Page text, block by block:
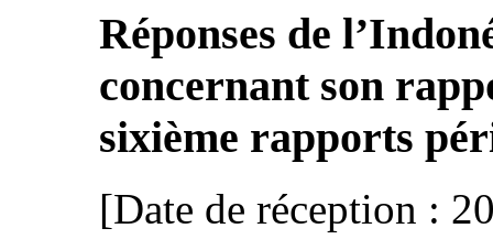
Réponses de
concernant son
sixième rapports
[Date de réception :